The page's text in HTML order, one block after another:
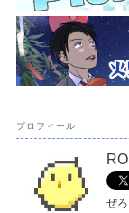
プロフィール
ぜ